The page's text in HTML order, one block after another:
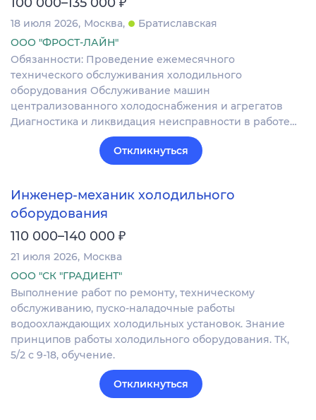
18 июля 2026 Москва
Братиславская
ООО "ФРОСТ-ЛАЙН"
Обязанности: Проведение ежемесячного
технического обслуживания холодильного
оборудования Обслуживание машин
централизованного холодоснабжения и агрегатов
Диагностика и ликвидация неисправности в работе…
Откликнуться
Инженер-механик холодильного
оборудования
110 000–140 000 ₽
21 июля 2026 Москва
ООО "СК "ГРАДИЕНТ"
Выполнение работ по ремонту, техническому
обслуживанию, пуско-наладочные работы
водоохлаждающих холодильных установок. Знание
принципов работы холодильного оборудования. ТК,
5/2 с 9-18, обучение.
Откликнуться